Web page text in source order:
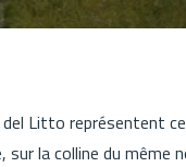
del Litto représentent
sur la colline du même